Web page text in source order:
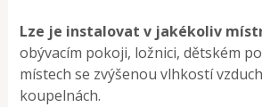
Lze je instalovat v jakékoliv
obývacím pokoji, ložnici, dětském
místech se zvýšenou vlhkostí
koupelnách.